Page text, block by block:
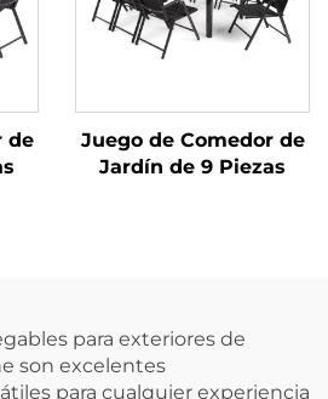
de
Juego de Comedor de
Jardín de 9 Piezas
para exteriores de
son excelentes
para cualquier experiencia